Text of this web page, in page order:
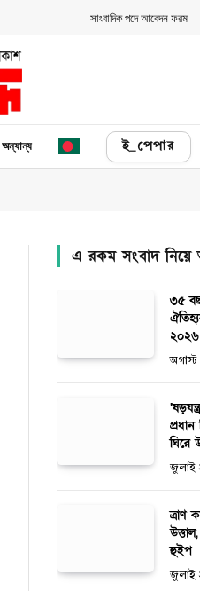
সাংবাদিক পদে আবেদন ফরম
অন্যান্য ই_পেপার
এ রকম সংবাদ
৩৫
২০২৬
ঘিরে
জুলাই
ত্রাণ
হুইপ
জুলাই